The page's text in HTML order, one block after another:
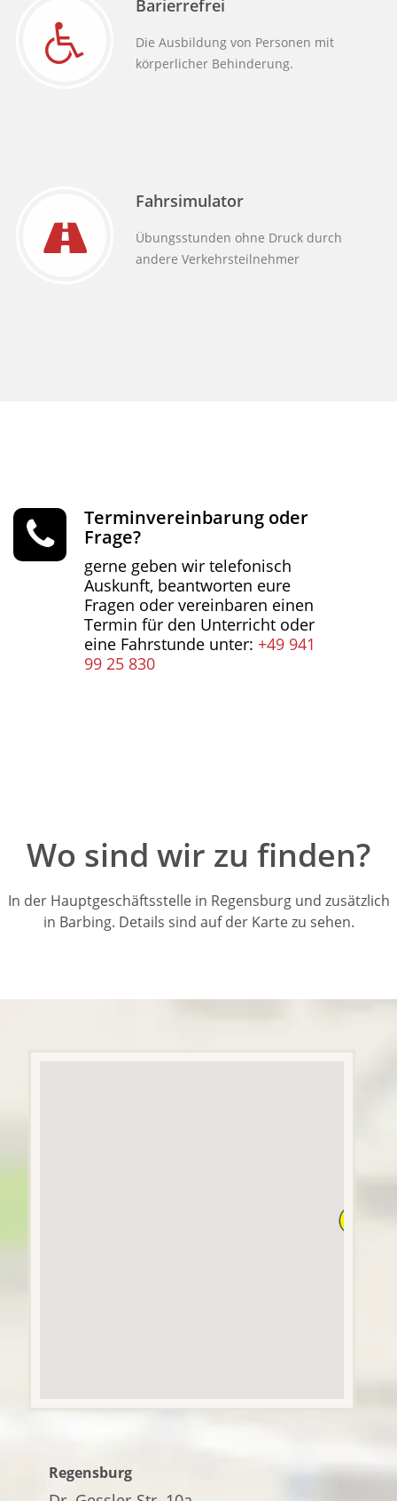
Barierrefrei
Die Ausbildung von Personen mit
körperlicher Behinderung.
Fahrsimulator
Übungsstunden ohne Druck durch
andere Verkehrsteilnehmer
Terminvereinbarung oder
Frage?
gerne geben wir telefonisch
Auskunft, beantworten eure
Fragen oder vereinbaren einen
Termin für den Unterricht oder
eine Fahrstunde unter: +49 941
99 25 830
Wo sind wir zu finden?
In der Hauptgeschäftsstelle in Regensburg und zusätzlich
in Barbing. Details sind auf der Karte zu sehen.
Regensburg